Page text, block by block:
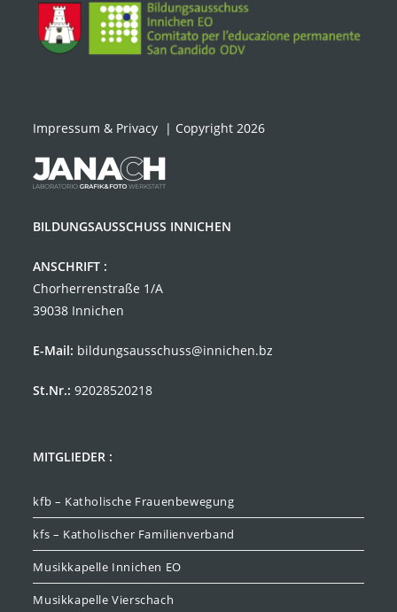
Impressum & Privacy | Copyright 2026
BILDUNGSAUSSCHUSS INNICHEN
ANSCHRIFT :
Chorherrenstraße 1/A
39038 Innichen
E-Mail: bildungsausschuss@innichen.bz
St.Nr.: 92028520218
MITGLIEDER :
kfb – Katholische Frauenbewegung
kfs – Katholischer Familienverband
Musikkapelle Innichen EO
Musikkapelle Vierschach